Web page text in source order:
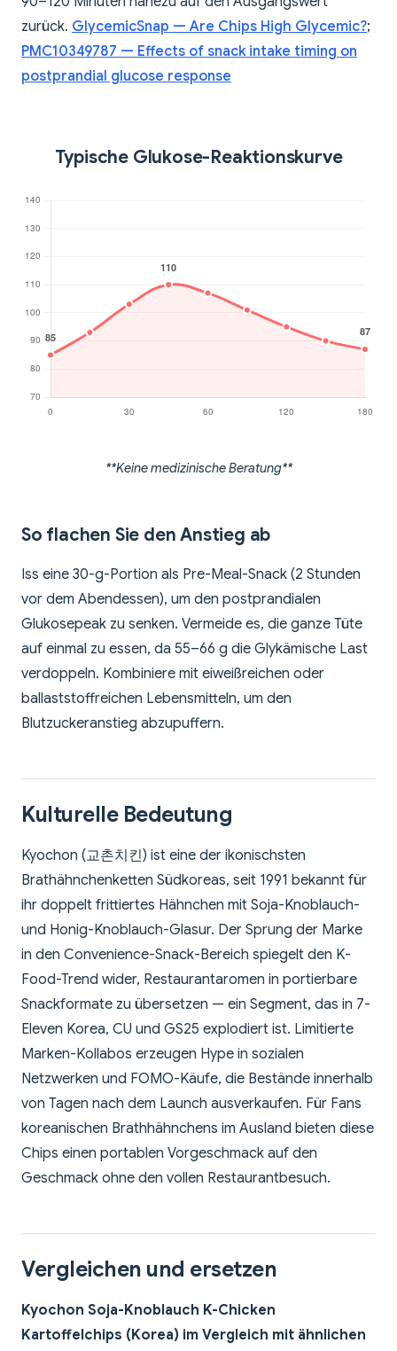
zurück. GlycemicSnap — Are Chips High Glycemic?;
PMC10349787 — Effects of snack intake timing on
postprandial glucose response
Typische Glukose-Reaktionskurve
**Keine medizinische Beratung**
So flachen Sie den Anstieg ab
Iss eine 30-g-Portion als Pre-Meal-Snack (2 Stunden
vor dem Abendessen), um den postprandialen
Glukosepeak zu senken. Vermeide es, die ganze Tüte
auf einmal zu essen, da 55–66 g die Glykämische Last
verdoppeln. Kombiniere mit eiweißreichen oder
ballaststoffreichen Lebensmitteln, um den
Blutzuckeranstieg abzupuffern.
Kulturelle Bedeutung
Kyochon (교촌치킨) ist eine der ikonischsten
Brathähnchenketten Südkoreas, seit 1991 bekannt für
ihr doppelt frittiertes Hähnchen mit Soja-Knoblauch-
und Honig-Knoblauch-Glasur. Der Sprung der Marke
in den Convenience-Snack-Bereich spiegelt den K-
Food-Trend wider, Restaurantaromen in portierbare
Snackformate zu übersetzen — ein Segment, das in 7-
Eleven Korea, CU und GS25 explodiert ist. Limitierte
Marken-Kollabos erzeugen Hype in sozialen
Netzwerken und FOMO-Käufe, die Bestände innerhalb
von Tagen nach dem Launch ausverkaufen. Für Fans
koreanischen Brathhähnchens im Ausland bieten diese
Chips einen portablen Vorgeschmack auf den
Geschmack ohne den vollen Restaurantbesuch.
Vergleichen und ersetzen
Kyochon Soja-Knoblauch K-Chicken
Kartoffelchips (Korea) im Vergleich mit ähnlichen